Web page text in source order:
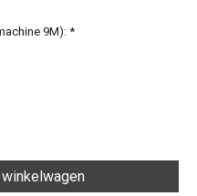
9M): *